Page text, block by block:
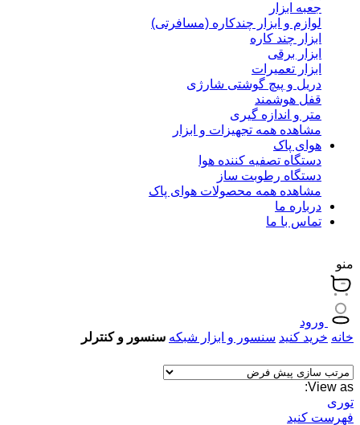
جعبه ابزار
لوازم و ابزار چندکاره (مسافرتی)
ابزار چند کاره
ابزار برقی
ابزار تعمیرات
دریل و پیچ گوشتی شارژی
قفل هوشمند
متر و اندازه گیری
مشاهده همه تجهیزات و ابزار
هوای پاک
دستگاه تصفیه کننده هوا
دستگاه رطوبت ساز
مشاهده همه محصولات هوای پاک
درباره ما
تماس با ما
منو
ورود
خانه خرید کنید سنسور و ابزار شبکه سنسور و کنترلر
View as:
توری
فهرست کنید